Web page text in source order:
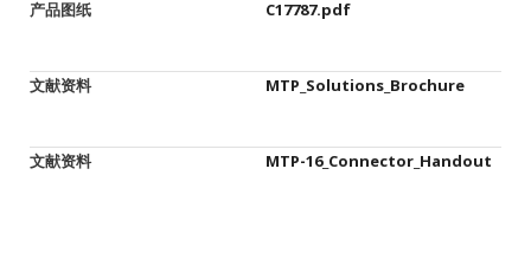
产品图纸 C17787.pdf
文献资料 MTP_Solutions_Brochure
文献资料 MTP-16_Connector_Handout